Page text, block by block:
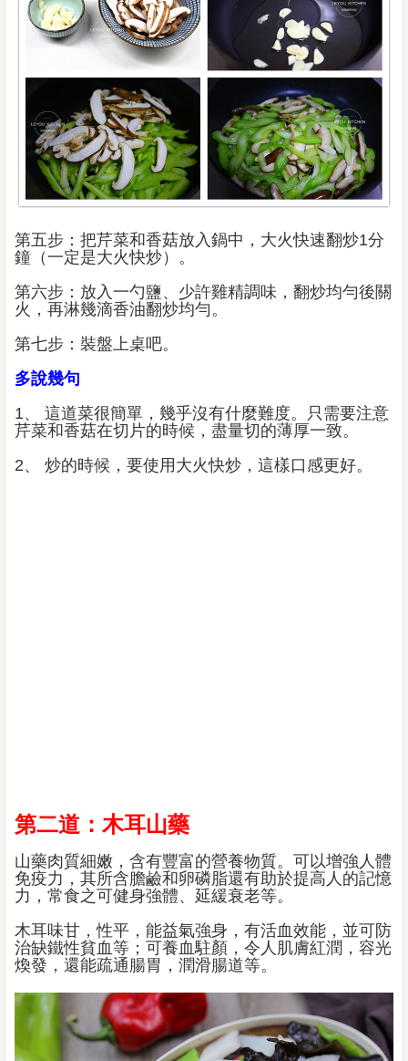
第五步：把芹菜和香菇放入鍋中，大火快速翻炒1分
鐘（一定是大火快炒）。
第六步：放入一勺鹽、少許雞精調味，翻炒均勻後關
火，再淋幾滴香油翻炒均勻。
第七步：裝盤上桌吧。
多說幾句
1、 這道菜很簡單，幾乎沒有什麼難度。只需要注意
芹菜和香菇在切片的時候，盡量切的薄厚一致。
2、 炒的時候，要使用大火快炒，這樣口感更好。
第二道：木耳山藥
山藥肉質細嫩，含有豐富的營養物質。可以增強人體
免疫力，其所含膽鹼和卵磷脂還有助於提高人的記憶
力，常食之可健身強體、延緩衰老等。
木耳味甘，性平，能益氣強身，有活血效能，並可防
治缺鐵性貧血等；可養血駐顏，令人肌膚紅潤，容光
煥發，還能疏通腸胃，潤滑腸道等。